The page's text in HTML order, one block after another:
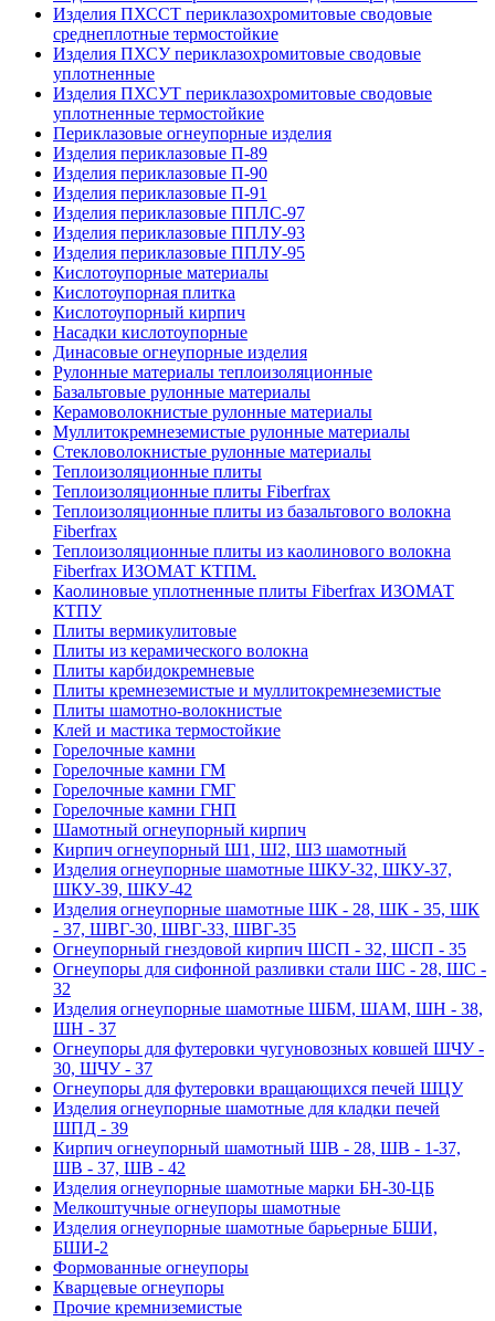
Изделия ПХССТ периклазохромитовые сводовые
среднеплотные термостойкие
Изделия ПХСУ периклазохромитовые сводовые
уплотненные
Изделия ПХСУТ периклазохромитовые сводовые
уплотненные термостойкие
Периклазовые огнеупорные изделия
Изделия периклазовые П-89
Изделия периклазовые П-90
Изделия периклазовые П-91
Изделия периклазовые ППЛС-97
Изделия периклазовые ППЛУ-93
Изделия периклазовые ППЛУ-95
Кислотоупорные материалы
Кислотоупорная плитка
Кислотоупорный кирпич
Насадки кислотоупорные
Динасовые огнеупорные изделия
Рулонные материалы теплоизоляционные
Базальтовые рулонные материалы
Керамоволокнистые рулонные материалы
Муллитокремнеземистые рулонные материалы
Стекловолокнистые рулонные материалы
Тепло­изоляционные плиты
Теплоизоляционные плиты Fiberfrax
Теплоизоляционные плиты из базальтового волокна
Fiberfrax
Теплоизоляционные плиты из каолинового волокна
Fiberfrax ИЗОМАТ КТПМ.
Каолиновые уплотненные плиты Fiberfrax ИЗОМАТ
КТПУ
Плиты вермикулитовые
Плиты из керамического волокна
Плиты карбидокремневые
Плиты кремнеземистые и муллитокремнеземистые
Плиты шамотно-волокнистые
Клей и мастика термостойкие
Горелочные камни
Горелочные камни ГМ
Горелочные камни ГМГ
Горелочные камни ГНП
Шамотный огнеупорный кирпич
Кирпич огнеупорный Ш1, Ш2, Ш3 шамотный
Изделия огнеупорные шамотные ШКУ-32, ШКУ-37,
ШКУ-39, ШКУ-42
Изделия огнеупорные шамотные ШК - 28, ШК - 35, ШК
- 37, ШВГ-30, ШВГ-33, ШВГ-35
Огнеупорный гнездовой кирпич ШСП - 32, ШСП - 35
Огнеупоры для сифонной разливки стали ШС - 28, ШС -
32
Изделия огнеупорные шамотные ШБМ, ШАМ, ШН - 38,
ШН - 37
Огнеупоры для футеровки чугуновозных ковшей ШЧУ -
30, ШЧУ - 37
Огнеупоры для футеровки вращающихся печей ШЦУ
Изделия огнеупорные шамотные для кладки печей
ШПД - 39
Кирпич огнеупорный шамотный ШВ - 28, ШВ - 1-37,
ШВ - 37, ШВ - 42
Изделия огнеупорные шамотные марки БН-30-ЦБ
Мелкоштучные огнеупоры шамотные
Изделия огнеупорные шамотные барьерные БШИ,
БШИ-2
Формованные огнеупоры
Кварцевые огнеупоры
Прочие кремниземистые